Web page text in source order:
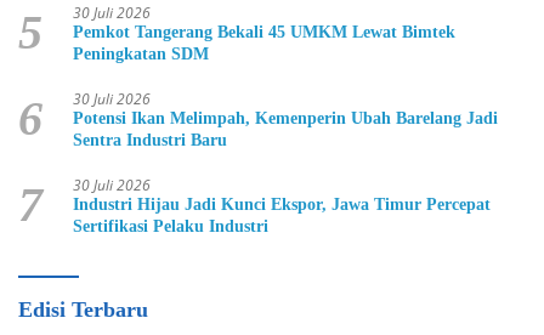
5 30 Juli 2026
Pemkot Tangerang Bekali 45 UMKM Lewat Bimtek
Peningkatan SDM
6 30 Juli 2026
Potensi Ikan Melimpah, Kemenperin Ubah Barelang Jadi
Sentra Industri Baru
7 30 Juli 2026
Industri Hijau Jadi Kunci Ekspor, Jawa Timur Percepat
Sertifikasi Pelaku Industri
Edisi Terbaru